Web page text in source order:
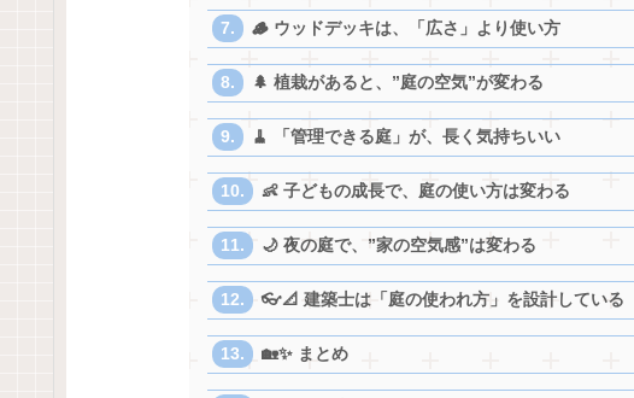
🪵 ウッドデッキは、「広さ」より使い方
🌲 植栽があると、”庭の空気”が変わる
🧹 「管理できる庭」が、長く気持ちいい
👶 子どもの成長で、庭の使い方は変わる
🌙 夜の庭で、”家の空気感”は変わる
👓📐 建築士は「庭の使われ方」を設計している
🏡✨ まとめ